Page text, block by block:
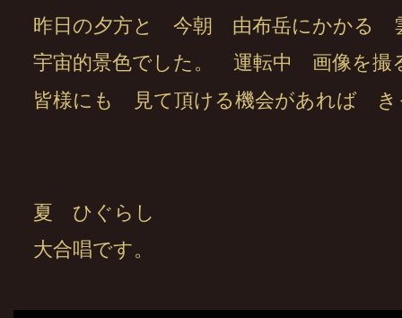
昨日の夕方と 今朝 由布岳にかかる
宇宙的景色でした。 運転中 画像を撮
皆様にも 見て頂ける機会があれば き
夏 ひぐらし
大合唱です。